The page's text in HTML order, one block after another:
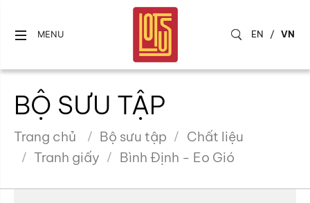
MENU EN / VN
BỘ SƯU TẬP
Trang chủ Bộ sưu tập
Chất liệu
Tranh giấy
Bình Định - Eo Gió